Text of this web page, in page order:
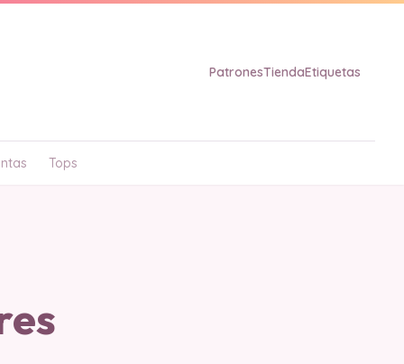
PatronesTiendaEtiquetas
Tops